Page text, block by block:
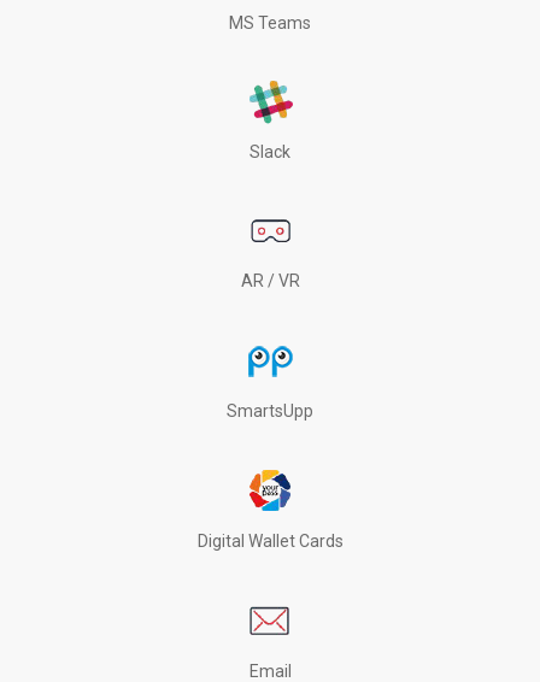
MS Teams
Slack
AR / VR
SmartsUpp
Digital Wallet Cards
Email